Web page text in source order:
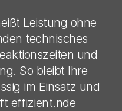
Leistung ohne
technisches
und
So bleibt Ihre
im Einsatz und
effizient.nde